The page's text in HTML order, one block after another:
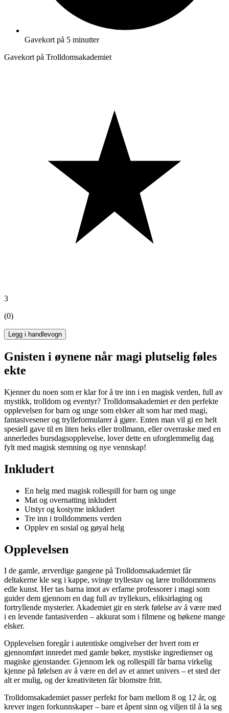
Gavekort på 5 minutter
Gavekort på Trolldomsakademiet
3
(0)
Legg i handlevogn
Gnisten i øynene når magi plutselig føles
ekte
Kjenner du noen som er klar for å tre inn i en magisk verden, full av
mystikk, trolldom og eventyr? Trolldomsakademiet er den perfekte
opplevelsen for barn og unge som elsker alt som har med magi,
fantasivesener og trylleformularer å gjøre. Enten man vil gi en helt
spesiell gave til en liten heks eller trollmann, eller overraske med en
annerledes bursdagsopplevelse, lover dette en uforglemmelig dag
fylt med magisk stemning og nye vennskap!
Inkludert
En helg med magisk rollespill for barn og unge
Mat og overnatting inkludert
Utstyr og kostyme inkludert
Tre inn i trolldommens verden
Opplev en sosial og gøyal helg
Opplevelsen
I de gamle, ærverdige gangene på Trolldomsakademiet får
deltakerne kle seg i kappe, svinge tryllestav og lære trolldommens
edle kunst. Her tas barna imot av erfarne professorer i magi som
guider dem gjennom en dag full av tryllekurs, eliksirlaging og
fortryllende mysterier. Akademiet gir en sterk følelse av å være med
i en levende fantasiverden – akkurat som i filmene og bøkene mange
elsker.
Opplevelsen foregår i autentiske omgivelser der hvert rom er
gjennomført innredet med gamle bøker, mystiske ingredienser og
magiske gjenstander. Gjennom lek og rollespill får barna virkelig
kjenne på følelsen av å være en del av et annet univers – et sted der
alt er mulig, og der kreativiteten får blomstre fritt.
Trolldomsakademiet passer perfekt for barn mellom 8 og 12 år, og
krever ingen forkunnskaper – bare et åpent sinn og viljen til å la seg